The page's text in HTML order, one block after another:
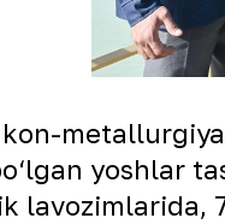
yoshlar
lavozimlarida,